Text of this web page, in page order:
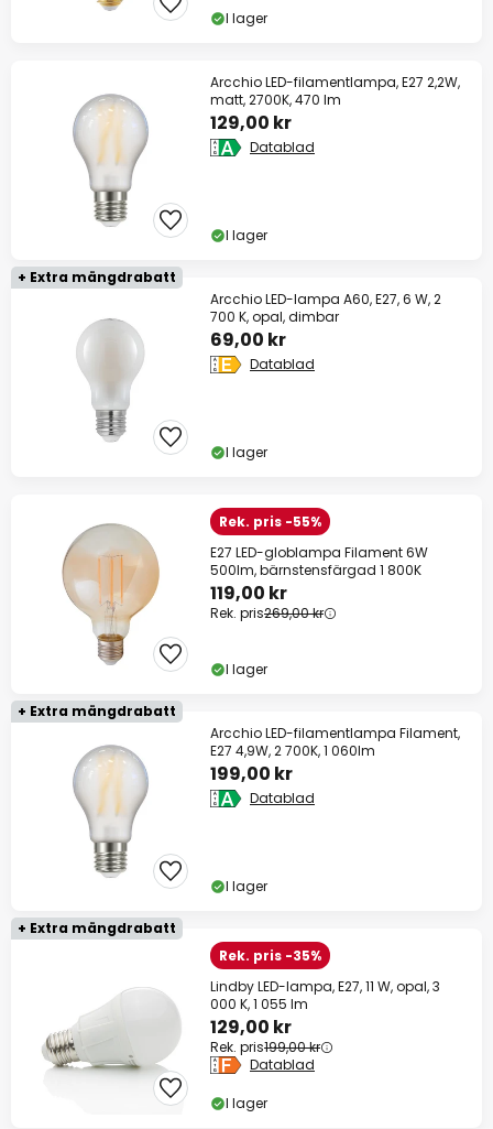
I lager
Arcchio LED-filamentlampa, E27 2,2W,
matt, 2700K, 470 lm
129,00 kr
Datablad
I lager
+ Extra mängdrabatt
Arcchio LED-lampa A60, E27, 6 W, 2
700 K, opal, dimbar
69,00 kr
Datablad
I lager
Rek. pris -55%
E27 LED-globlampa Filament 6W
500lm, bärnstensfärgad 1 800K
119,00 kr
Rek. pris269,00 kr
I lager
+ Extra mängdrabatt
Arcchio LED-filamentlampa Filament,
E27 4,9W, 2 700K, 1 060lm
199,00 kr
Datablad
I lager
+ Extra mängdrabatt
Rek. pris -35%
Lindby LED-lampa, E27, 11 W, opal, 3
000 K, 1 055 lm
129,00 kr
Rek. pris199,00 kr
Datablad
I lager